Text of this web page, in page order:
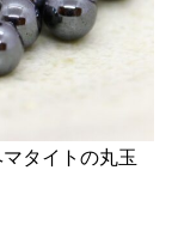
タイトの丸玉